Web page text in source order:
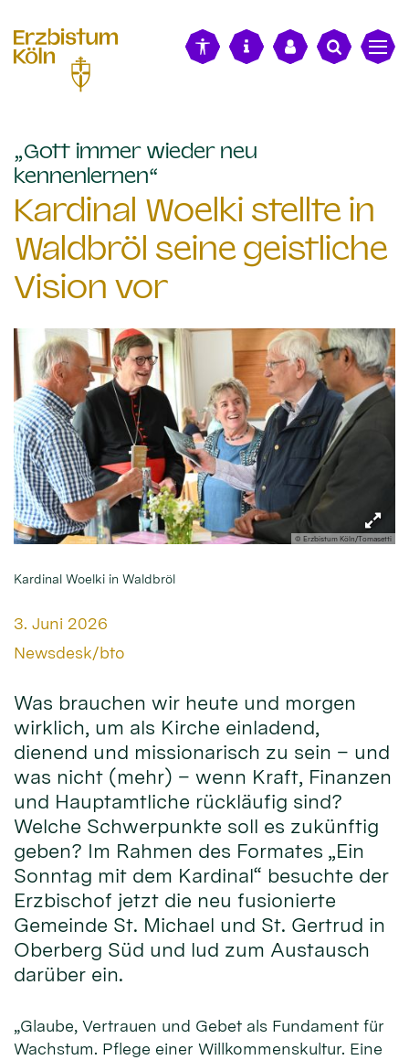
„Gott immer wieder neu
kennenlernen“
Kardinal Woelki stellte in
Waldbröl seine geistliche
Vision vor
© Erzbistum Köln/Tomasetti
Kardinal Woelki in Waldbröl
Datum:
3. Juni 2026
Von:
Newsdesk/bto
Was brauchen wir heute und morgen
wirklich, um als Kirche einladend,
dienend und missionarisch zu sein – und
was nicht (mehr) – wenn Kraft, Finanzen
und Hauptamtliche rückläufig sind?
Welche Schwerpunkte soll es zukünftig
geben? Im Rahmen des Formates „Ein
Sonntag mit dem Kardinal“ besuchte der
Erzbischof jetzt die neu fusionierte
Gemeinde St. Michael und St. Gertrud in
Oberberg Süd und lud zum Austausch
darüber ein.
„Glaube, Vertrauen und Gebet als Fundament für
Wachstum. Pflege einer Willkommenskultur. Eine